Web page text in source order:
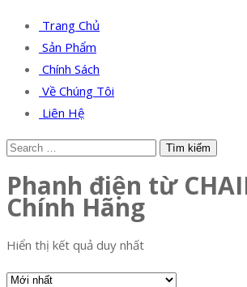
Trang Chủ
Sản Phẩm
Chính Sách
Về Chúng Tôi
Liên Hệ
Phanh điện từ
Chính Hãng
Hiển thị kết quả duy nhất